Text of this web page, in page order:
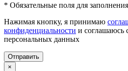
* Обязательные поля для заполнения
Нажимая кнопку, я принимаю
конфиденциальности и соглашаюсь
персональных данных
Отправить
×